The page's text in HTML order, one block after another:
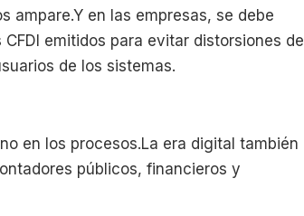
ampare.Y en las empresas, se debe
emitidos para evitar distorsiones de
de los sistemas.
en los procesos.La era digital también
públicos, financieros y